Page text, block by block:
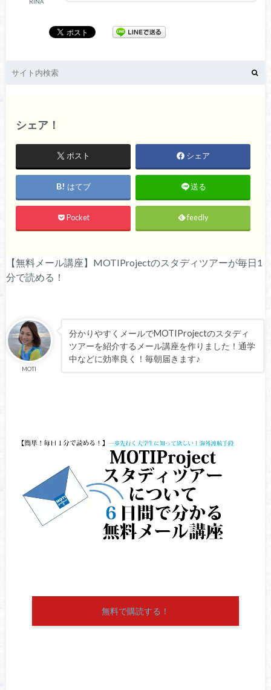
RINA
シェア！
ポスト シェア
はてブ 送る
Pocket feedly
【無料メール講座】MOTIProjectのスタディツアーが毎日1
分で読める！
MOTI
分かりやすくメールでMOTIProjectのスタディ
ツアーを紹介するメール講座を作りました！通学
中などに効率良く！毎朝届きます♪
無料で購読する！